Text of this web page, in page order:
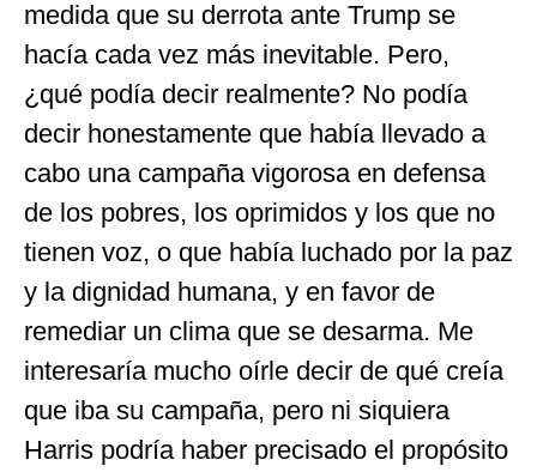
medida que su derrota ante Trump se
hacía cada vez más inevitable. Pero,
¿qué podía decir realmente? No podía
decir honestamente que había llevado a
cabo una campaña vigorosa en defensa
de los pobres, los oprimidos y los que no
tienen voz, o que había luchado por la paz
y la dignidad humana, y en favor de
remediar un clima que se desarma. Me
interesaría mucho oírle decir de qué creía
que iba su campaña, pero ni siquiera
Harris podría haber precisado el propósito